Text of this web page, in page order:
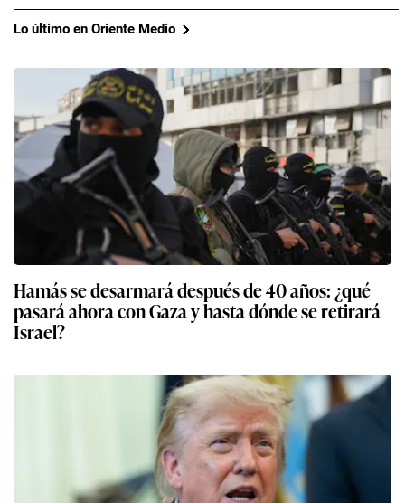
Lo último en Oriente Medio
Hamás se desarmará después de 40 años: ¿qué
pasará ahora con Gaza y hasta dónde se retirará
Israel?